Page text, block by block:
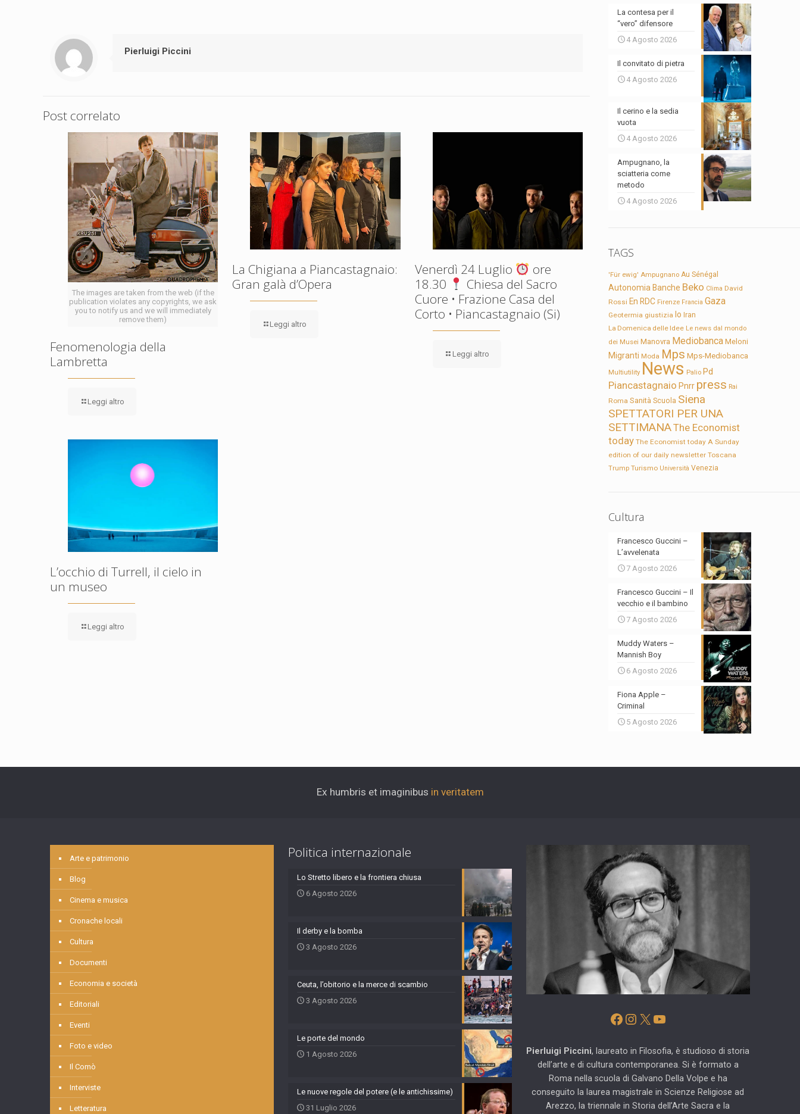
Pierluigi Piccini
Post correlato
The images are taken from the web (if the
publication violates any copyrights, we ask
you to notify us and we will immediately
remove them)
Fenomenologia della
Lambretta
Leggi altro
La Chigiana a Piancastagnaio:
Gran galà d’Opera
Leggi altro
Venerdì 24 Luglio
ore
18.30
Chiesa del Sacro
Cuore • Frazione Casa del
Corto • Piancastagnaio (Si)
Leggi altro
L’occhio di Turrell, il cielo in
un museo
Leggi altro
La contesa per il
“vero” difensore
4 Agosto 2026
Il convitato di pietra
4 Agosto 2026
Il cerino e la sedia
vuota
4 Agosto 2026
Ampugnano, la
sciatteria come
metodo
4 Agosto 2026
TAGS
'Für ewig' Ampugnano Au Sénégal
Autonomia Banche Beko Clima David
Rossi En RDC Firenze Francia Gaza
Geotermia giustizia Io Iran
La Domenica delle Idee Le news dal mondo
dei Musei Manovra Mediobanca Meloni
Migranti Moda Mps Mps-Mediobanca
Multiutility News Palio Pd
Piancastagnaio Pnrr press Rai
Roma Sanità Scuola Siena
SPETTATORI PER UNA
SETTIMANAThe Economist
today The Economist today A Sunday
edition of our daily newsletter Toscana
Trump Turismo Università Venezia
Cultura
Francesco Guccini –
L’avvelenata
7 Agosto 2026
Francesco Guccini – Il
vecchio e il bambino
7 Agosto 2026
Muddy Waters –
Mannish Boy
6 Agosto 2026
Fiona Apple –
Criminal
5 Agosto 2026
Ex humbris et imaginibus in veritatem
Arte e patrimonio
Blog
Cinema e musica
Cronache locali
Cultura
Documenti
Economia e società
Editoriali
Eventi
Foto e video
Il Comò
Interviste
Letteratura
Politica internazionale
Lo Stretto libero e la frontiera chiusa
6 Agosto 2026
Il derby e la bomba
3 Agosto 2026
Ceuta, l’obitorio e la merce di scambio
3 Agosto 2026
Le porte del mondo
1 Agosto 2026
Le nuove regole del potere (e le antichissime)
31 Luglio 2026
Facebook
Instagram
X YouTube
Pierluigi Piccini, laureato in Filosofia, è studioso di storia
dell’arte e di cultura contemporanea. Si è formato a
Roma nella scuola di Galvano Della Volpe e ha
conseguito la laurea magistrale in Scienze Religiose ad
Arezzo, la triennale in Storia dell’Arte Sacra e la